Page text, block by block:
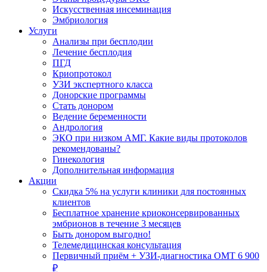
Искусственная инсеминация
Эмбриология
Услуги
Анализы при бесплодии
Лечение бесплодия
ПГД
Криопротокол
УЗИ экспертного класса
Донорские программы
Стать донором
Ведение беременности
Андрология
ЭКО при низком АМГ. Какие виды протоколов
рекомендованы?
Гинекология
Дополнительная информация
Акции
Скидка 5% на услуги клиники для постоянных
клиентов
Бесплатное хранение криоконсервированных
эмбрионов в течение 3 месяцев
Быть донором выгодно!
Телемедицинская консультация
Первичный приём + УЗИ-диагностика ОМТ 6 900
₽